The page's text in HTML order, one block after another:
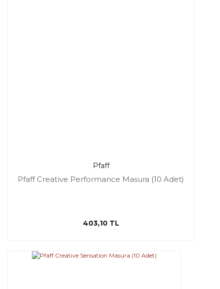
Pfaff
Pfaff Creative Performance Masura (10 Adet)
403,10 TL